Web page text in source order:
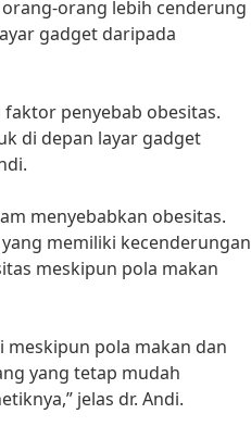
orang lebih cenderung
gadget daripada
penyebab obesitas.
di depan layar gadget
menyebabkan obesitas.
memiliki kecenderungan
meskipun pola makan
meskipun pola makan dan
yang tetap mudah
jelas dr. Andi.